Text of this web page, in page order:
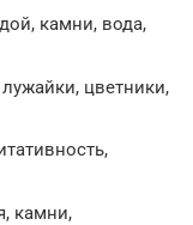
камни, вода,
цветники,
камни,